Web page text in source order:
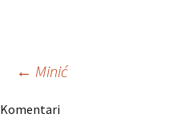
Navigacija
← Minić
Komentari